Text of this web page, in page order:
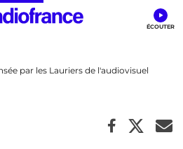
par les Lauriers de l'audiovisuel